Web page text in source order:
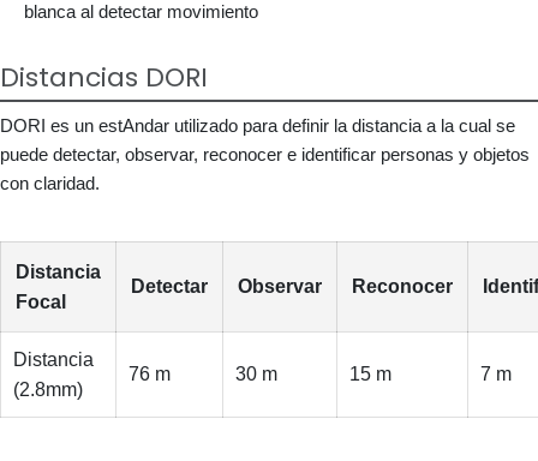
blanca al detectar movimiento
Distancias DORI
DORI es un estAndar utilizado para definir la distancia a la cual se
puede detectar, observar, reconocer e identificar personas y objetos
con claridad.
Distancia
Focal
Detectar Observar Reconocer
Distancia
(2.8mm)
76 m 30 m 15 m 7 m